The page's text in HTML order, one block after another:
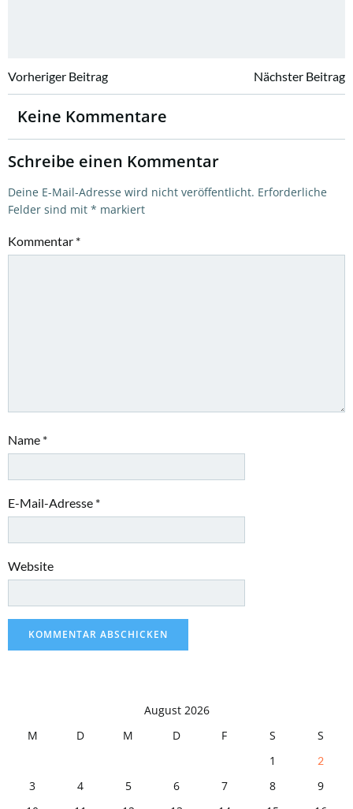
Beitragsnavigation
Vorheriger Beitrag Nächster Beitrag
Keine Kommentare
Schreibe einen Kommentar
Deine E-Mail-Adresse wird nicht veröffentlicht. Erforderliche
Felder sind mit * markiert
Kommentar *
Name *
E-Mail-Adresse *
Website
August 2026
M
D M D F S
S
1
2
3 4 5 6 7 8
9